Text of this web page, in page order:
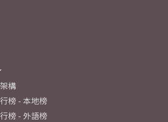
構
榜 - 本地榜
榜 - 外語榜